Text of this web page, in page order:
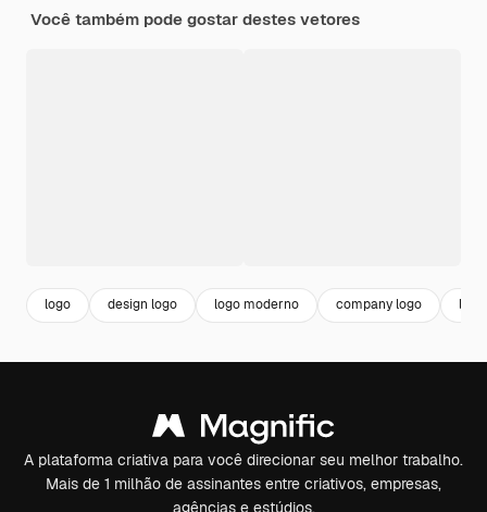
Você também pode gostar destes vetores
logo design logo logo moderno company logo
A plataforma criativa para você direcionar seu melhor trabalho.
Mais de 1 milhão de assinantes entre criativos, empresas,
agências e estúdios.